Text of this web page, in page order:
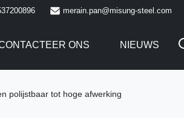
merain.pan@misung-steel.com
ONS NIEUWS
polijstbaar tot hoge afwerking